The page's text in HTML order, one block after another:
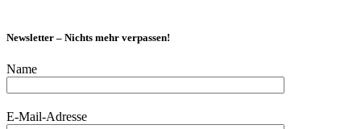
Newsletter – Nichts mehr verpassen!
Name
E-Mail-Adresse